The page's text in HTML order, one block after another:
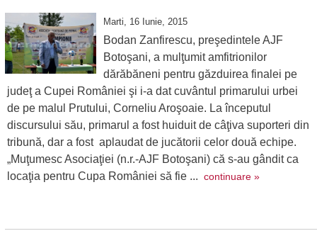
Marti, 16 Iunie, 2015
Bodan Zanfirescu, preşedintele AJF
Botoşani, a mulţumit amfitrionilor
dărăbăneni pentru găzduirea finalei pe
judeţ a Cupei României şi i-a dat cuvântul primarului urbei
de pe malul Prutului, Corneliu Aroşoaie. La începutul
discursului său, primarul a fost huiduit de câţiva suporteri din
tribună, dar a fost aplaudat de jucătorii celor două echipe.
„Muţumesc Asociaţiei (n.r.-AJF Botoşani) că s-au gândit ca
locaţia pentru Cupa României să fie ... continuare »